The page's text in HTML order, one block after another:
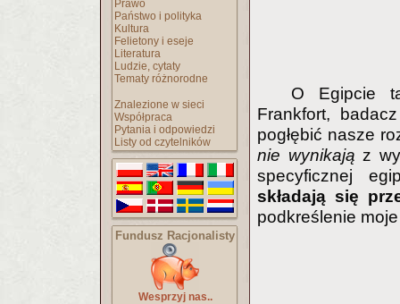
Prawo
Państwo i polityka
Kultura
Felietony i eseje
Literatura
Ludzie, cytaty
Tematy różnorodne
Znalezione w sieci
Współpraca
Pytania i odpowiedzi
Listy od czytelników
Fundusz Racjonalisty
Wesprzyj nas..
O Egipcie
Frankfort,
pogłębić nasze
nie wynikają z
specyficznej
składają się
podkreślenie